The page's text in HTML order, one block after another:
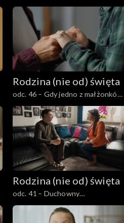
Rodzina (nie od) święta
odc. 46 – Gdy jedno z małżonków
choruje - jak przejść przez to
razem jako rodzina?
Rodzina (nie od) święta
odc. 41 – Duchowny
zaprzyjaźniony z rodziną – szansa
czy zagrożenie dla relacji?